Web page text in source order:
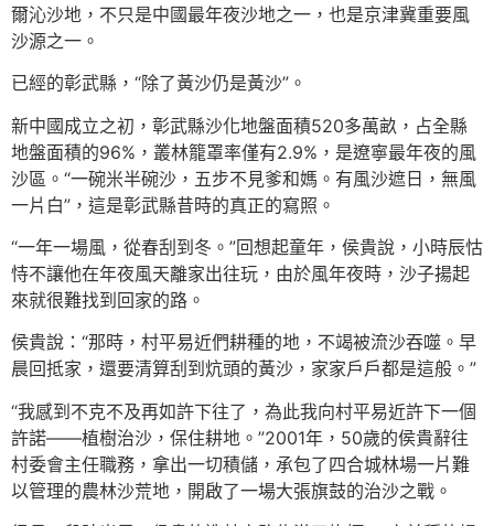
爾沁沙地，不只是中國最年夜沙地之一，也是京津冀重要風
沙源之一。
已經的彰武縣，“除了黃沙仍是黃沙”。
新中國成立之初，彰武縣沙化地盤面積520多萬畝，占全縣
地盤面積的96%，叢林籠罩率僅有2.9%，是遼寧最年夜的風
沙區。“一碗米半碗沙，五步不見爹和媽。有風沙遮日，無風
一片白”，這是彰武縣昔時的真正的寫照。
“一年一場風，從春刮到冬。”回想起童年，侯貴說，小時辰怙
恃不讓他在年夜風天離家出往玩，由於風年夜時，沙子揚起
來就很難找到回家的路。
侯貴說：“那時，村平易近們耕種的地，不竭被流沙吞噬。早
晨回抵家，還要清算刮到炕頭的黃沙，家家戶戶都是這般。”
“我感到不克不及再如許下往了，為此我向村平易近許下一個
許諾——植樹治沙，保住耕地。”2001年，50歲的侯貴辭往
村委會主任職務，拿出一切積儲，承包了四合城林場一片難
以管理的農林沙荒地，開啟了一場大張旗鼓的治沙之戰。